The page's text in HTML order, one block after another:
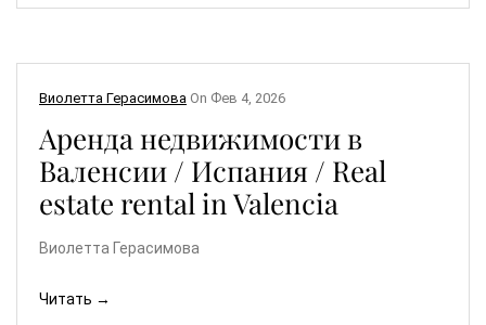
Виолетта Герасимова On Фев 4, 2026
Аренда недвижимости в
Валенсии / Испания / Real
estate rental in Valencia
Виолетта Герасимова
Читать →